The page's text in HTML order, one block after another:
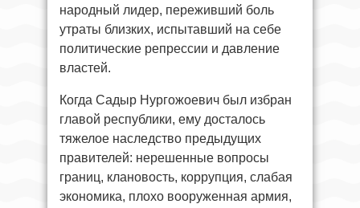
народный лидер, переживший боль
утраты близких, испытавший на себе
политические репрессии и давление
властей.
Когда Садыр Нургожоевич был избран
главой республики, ему досталось
тяжелое наследство предыдущих
правителей: нерешенные вопросы
границ, клановость, коррупция, слабая
экономика, плохо вооруженная армия,